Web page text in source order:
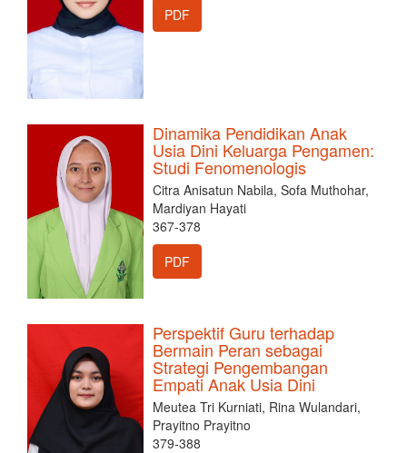
PDF
Dinamika Pendidikan Anak
Usia Dini Keluarga Pengamen:
Studi Fenomenologis
Citra Anisatun Nabila, Sofa Muthohar,
Mardiyan Hayati
367-378
PDF
Perspektif Guru terhadap
Bermain Peran sebagai
Strategi Pengembangan
Empati Anak Usia Dini
Meutea Tri Kurniati, Rina Wulandari,
Prayitno Prayitno
379-388